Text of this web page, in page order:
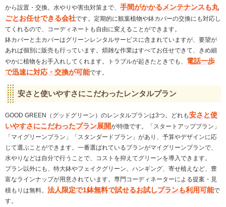
から設置・交換。水やりや害虫対策まで、 手間がかかるメンテナンスも丸
ごとお任せできる会社です。定期的に観葉植物や鉢カバーの交換にも対応し
てくれるので、コーディネートも自由に変えることができます。
鉢カバーと土カバーはグリーンレンタルサービスに含まれていますが、要望が
あれば個別に販売も行っています。煩雑な作業はすべてお任せできて、きめ細
やかに植物をお手入れしてくれます。トラブルが起きたときでも、 電話一歩
で迅速に対応・交換が可能です。
安さと使いやすさにこだわったレンタルプラン
GOOD GREEN（グッドグリーン）のレンタルプランは3つ。どれも安さと使
いやすさにこだわったプラン展開が特徴です。「スタートアッププラン」
「マイグリーンプラン」「スタンダードプラン」があり、予算やデザインに応
じて選ぶことができます。一番選ばれているプランがマイグリーンプランで、
水やりなどは自分で行うことで、コストを抑えてグリーンを導入できます。
プラン以外にも、特大鉢やフェイクグリーン、ハンギング、寄せ植えなど、豊
富なラインナップが用意されています。専門コーディネーターによる提案・見
積もりは無料。 法人限定で1鉢無料で試せるお試しプランも利用可能で
す。